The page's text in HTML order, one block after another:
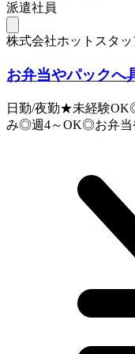
派遣社員
株式会社ホットスタッ
お弁当やパックへ
日勤/夜勤★未経験
み◎週4～OK◎お弁当